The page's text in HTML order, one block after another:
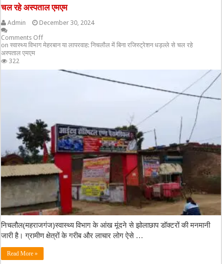
चल रहे अस्पताल एमएम
Admin
December 30, 2024
Comments Off
on स्वास्थ्य विभाग मेहरबान या लापरवाह: निचलौल में बिना रजिस्ट्रेशन धड़ल्ले से चल रहे
अस्पताल एमएम
322
निचलौल(महराजगंज)स्वास्थ्य विभाग के आंख मूंदने से झोलाछाप डॉक्टरों की मनमानी
जारी है। ग्रामीण क्षेत्रों के गरीब और लाचार लोग ऐसे …
Read More »